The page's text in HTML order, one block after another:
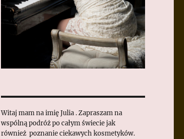
Witaj mam na imię Julia . Zapraszam na
wspólną podróż po całym świecie jak
również poznanie ciekawych kosmetyków.